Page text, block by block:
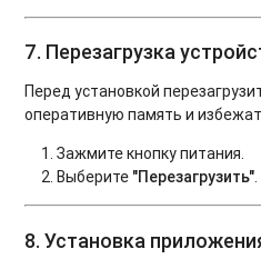
7. Перезагрузка
Перед установкой
оперативную память и
Зажмите кнопку питания.
Выберите "Перезагрузить".
8. Установка